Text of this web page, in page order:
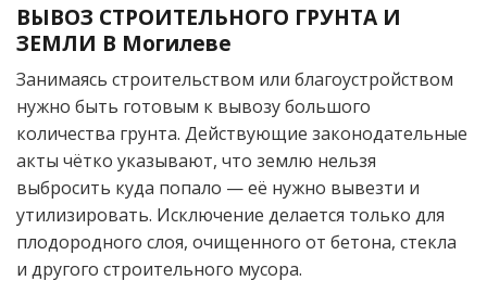
ВЫВОЗ СТРОИТЕЛЬНОГО ГРУНТА И
ЗЕМЛИ В Могилеве
Занимаясь строительством или благоустройством
нужно быть готовым к вывозу большого
количества грунта. Действующие законодательные
акты чётко указывают, что землю нельзя
выбросить куда попало — её нужно вывезти и
утилизировать. Исключение делается только для
плодородного слоя, очищенного от бетона, стекла
и другого строительного мусора.